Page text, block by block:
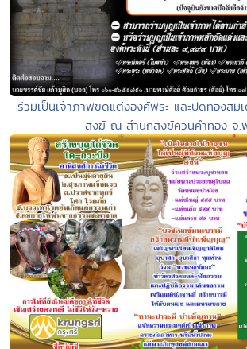
ร่วมเป็นเจ้าภาพขัดแต่งองค์พระ และปิดทองสม
สงฆ์ ณ สำนักสงฆ์ควนคำทอง จ.